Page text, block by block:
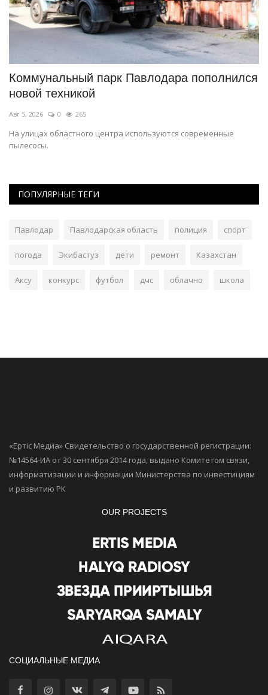
Коммунальный парк Павлодара пополнился
новой техникой
Авг 5, 2026 0 265
На улицах областного центра используются современные
пылесосы.
ПОПУЛЯРНЫЕ ТЕГИ
Павлодар Павлодарская область полиция спорт
погода Экибастуз дети ремонт Казахстан
Аксу конкурс футбол дчс облачно школа
«Ертiс Медиа» Свидетельство о государственной регистрации:
№14564-ИА от 30 сентября 2014 года, выдано Комитетом связи,
информатизации и информации Министерства по инвестициям
и развитию РК
OUR PROJECTS
СОЦИАЛЬНЫЕ МЕДИА